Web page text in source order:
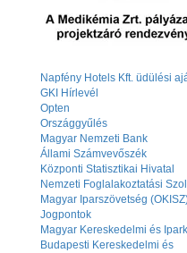
Napfény Hotels Kft. üdülési
GKI Hírlevél
Opten
Országgyűlés
Magyar Nemzeti Bank
Állami Számvevőszék
Központi Statisztikai Hivatal
Nemzeti Foglalakoztatási
Magyar Iparszövetség
Jogpontok
Magyar Kereskedelmi és
Budapesti Kereskedelmi és